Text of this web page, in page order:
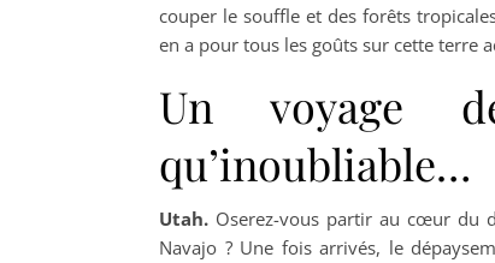
couper le souffle et des forêts
en a pour tous les goûts sur cette terre
Un voyage
qu’inoubliable…
Utah. Oserez-vous partir au cœur du
Navajo ? Une fois arrivés, le